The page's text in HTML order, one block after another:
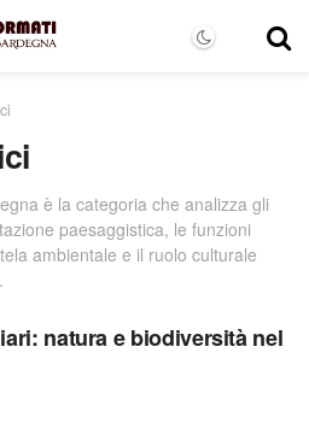
è la categoria che analizza gli
paesaggistica, le funzioni
ambientale e il ruolo culturale
natura e biodiversità nel